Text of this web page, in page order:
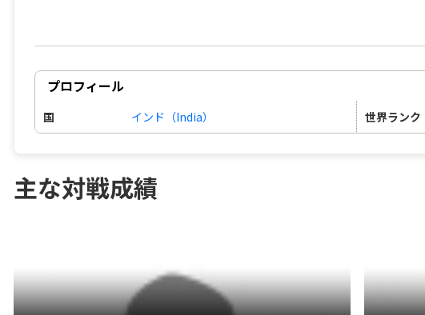
プロフィール
国 インド（India） 世界ランク
主な対戦成績